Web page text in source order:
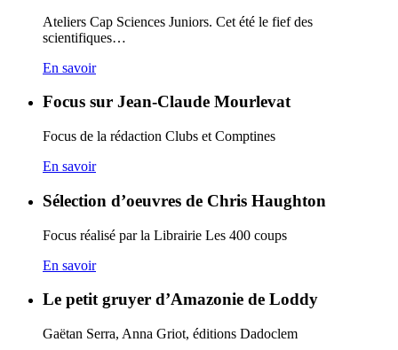
Ateliers Cap Sciences Juniors. Cet été le fief des
scientifiques…
En savoir
Focus sur Jean-Claude Mourlevat
Focus de la rédaction Clubs et Comptines
En savoir
Sélection d’oeuvres de Chris Haughton
Focus réalisé par la Librairie Les 400 coups
En savoir
Le petit gruyer d’Amazonie de Loddy
Gaëtan Serra, Anna Griot, éditions Dadoclem